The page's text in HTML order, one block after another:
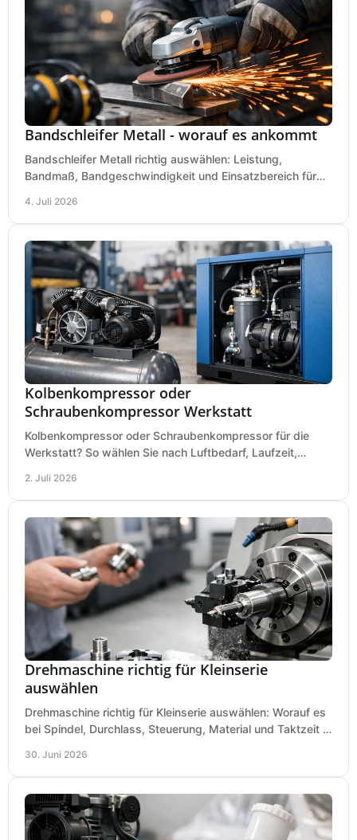
Bandschleifer Metall - worauf es ankommt
Bandschleifer Metall richtig auswählen: Leistung,
Bandmaß, Bandgeschwindigkeit und Einsatzbereich für
4. Juli 2026
Kolbenkompressor oder
Schraubenkompressor Werkstatt
Kolbenkompressor oder Schraubenkompressor für die
Werkstatt? So wählen Sie nach Luftbedarf, Laufzeit,
2. Juli 2026
Drehmaschine richtig für Kleinserie
auswählen
Drehmaschine richtig für Kleinserie auswählen: Worauf es
bei Spindel, Durchlass, Steuerung, Material und Taktzeit in
30. Juni 2026